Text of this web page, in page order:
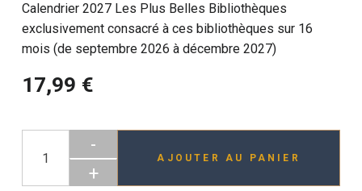
Calendrier 2027 Les Plus Belles Bibliothèques
exclusivement consacré à ces bibliothèques sur 16
mois (de septembre 2026 à décembre 2027)
17,99 €
-
+
AJOUTER AU PANIER